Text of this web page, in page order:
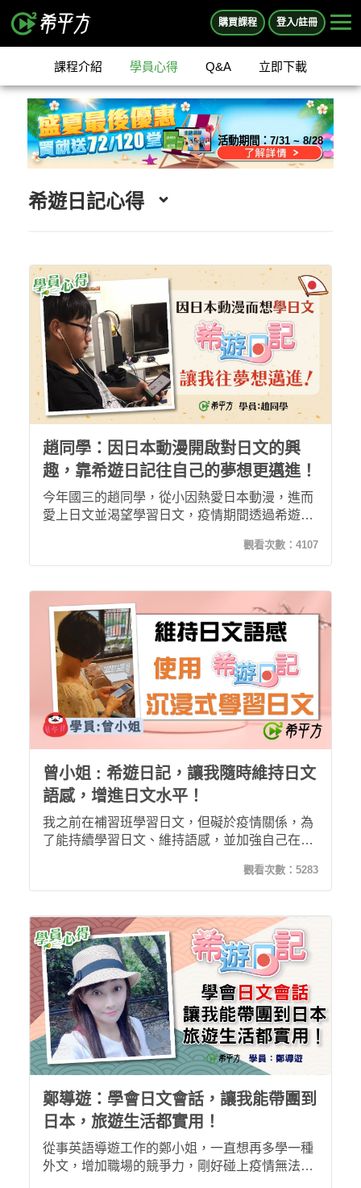
購買課程 登入/註冊
課程介紹 學員心得 Q&A 立即下載
活動期間：7/31 ~ 8/28
希遊日記心得
趙同學：因日本動漫開啟對日文的興
趣，靠希遊日記往自己的夢想更邁進！
今年國三的趙同學，從小因熱愛日本動漫，進而
愛上日文並渴望學習日文，疫情期間透過希遊日
的基礎，更打開他學習的熱忱與目標，期許自己
未來日文能更上一層樓，朝繪製日本動漫的目標
觀看次數： 4107
曾小姐 : 希遊日記，讓我隨時維持日文
語感，增進日文水平！
我之前在補習班學習日文，但礙於疫情關係，為
了能持續學習日文、維持語感，並加強自己在聽
方一希遊日記，跟傳統的語言學習方式相當不
同，跳脫制式課程架構，學習起來相當實用、有
因此能引發我持續學習的動機，搭配五次學習
法，讓我在無形當中就能將所學的日文記在腦海
裡了呢！
觀看次數： 5283
鄭導遊：學會日文會話，讓我能帶團到
日本，旅遊生活都實用！
從事英語導遊工作的鄭小姐，一直想再多學一種
外文，增加職場的競爭力，剛好碰上疫情無法出